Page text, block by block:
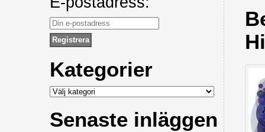
Kategorier
Kategorier
Senaste inläggen